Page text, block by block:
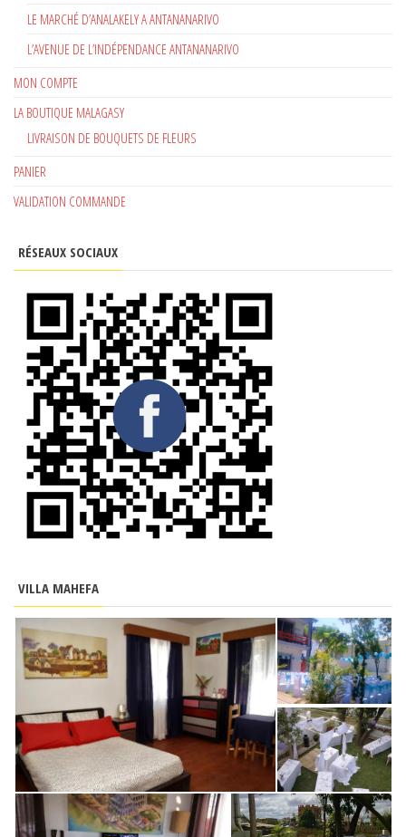
LE MARCHÉ D’ANALAKELY A ANTANANARIVO
L’AVENUE DE L’INDÉPENDANCE ANTANANARIVO
MON COMPTE
LA BOUTIQUE MALAGASY
LIVRAISON DE BOUQUETS DE FLEURS
PANIER
VALIDATION COMMANDE
RÉSEAUX SOCIAUX
VILLA MAHEFA